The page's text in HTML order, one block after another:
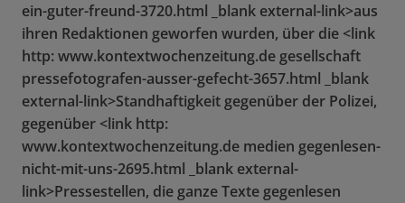
ein-guter-freund-3720.html _blank external-link>aus
ihren Redaktionen geworfen wurden, über die <link
http: www.kontextwochenzeitung.de gesellschaft
pressefotografen-ausser-gefecht-3657.html _blank
external-link>Standhaftigkeit gegenüber der Polizei,
gegenüber <link http:
www.kontextwochenzeitung.de medien gegenlesen-
nicht-mit-uns-2695.html _blank external-
link>Pressestellen, die ganze Texte gegenlesen